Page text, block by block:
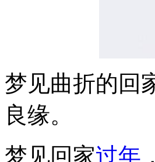
梦见曲折的回
良缘。
梦见回家过年